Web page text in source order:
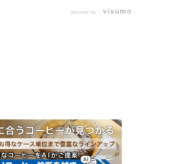
ュ
万
んごが入っているので満足感もある商品で
powered by